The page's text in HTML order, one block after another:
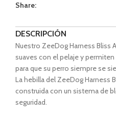
Share:
DESCRIPCIÓN
Nuestro ZeeDog Harness Bliss
suaves con el pelaje y
para que su perro siempre se
La hebilla del ZeeDog Harness
construida con un sistema de
seguridad.